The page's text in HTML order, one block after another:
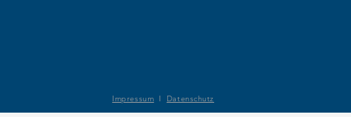
Impressum I Datenschutz